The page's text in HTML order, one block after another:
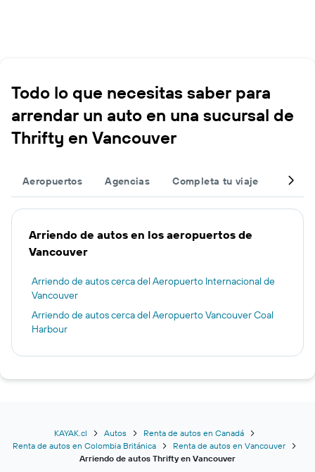
Todo lo que necesitas saber para
arrendar un auto en una sucursal de
Thrifty en Vancouver
Aeropuertos Agencias Completa tu viaje Otros
Arriendo de autos en los aeropuertos de
Vancouver
Arriendo de autos cerca del Aeropuerto Internacional de
Vancouver
Arriendo de autos cerca del Aeropuerto Vancouver Coal
Harbour
KAYAK.cl Autos
Renta de autos en Canadá
Renta de autos en Colombia Británica
Renta de autos en Vancouver
Arriendo de autos Thrifty en Vancouver